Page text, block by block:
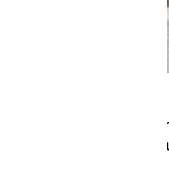
Gobarska sezona v
razmahu: Samanta našla